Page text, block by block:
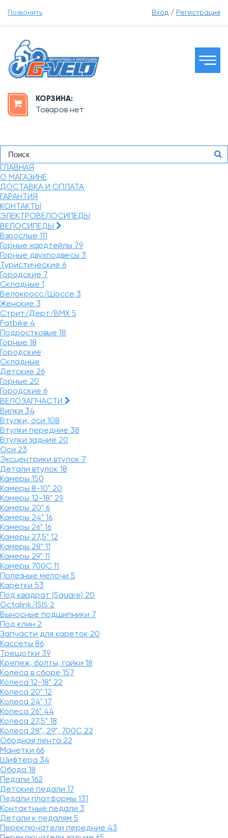
Позвонить Вход / Регистрация
КОРЗИНА:
Товаров нет
ГЛАВНАЯ
О МАГАЗИНЕ
ДОСТАВКА И ОПЛАТА
ГАРАНТИЯ
КОНТАКТЫ
ЭЛЕКТРОВЕЛОСИПЕДЫ
ВЕЛОСИПЕДЫ
Взрослые 111
Горные хардтейлы 79
Горные двухподвесы 3
Туристические 6
Городские 7
Складные 1
Велокросс/Шоссе 3
Женские 3
Стрит/Дерт/BMX 5
Fatbike 4
Подростковые 18
Горные 18
Городские
Складные
Детские 26
Горные 20
Городские 6
ВЕЛОЗАПЧАСТИ
Вилки 34
Втулки, оси 108
Втулки передние 38
Втулки задние 20
Оси 23
Эксцентрики втулок 7
Детали втулок 18
Камеры 150
Камеры 8-10" 20
Камеры 12-18" 29
Камеры 20" 6
Камеры 24" 16
Камеры 26" 16
Камеры 27,5" 12
Камеры 28" 11
Камеры 29" 11
Камеры 700C 11
Полезные мелочи 5
Каретки 53
Под квадрат (Square) 20
Octalink/ISIS 2
Выносные подшипники 7
Под клин 2
Запчасти для кареток 20
Кассеты 86
Трещотки 39
Крепеж, болты, гайки 18
Колеса в сборе 157
Колеса 12-18" 22
Колеса 20" 12
Колеса 24" 17
Колеса 26" 44
Колеса 27,5" 18
Колеса 28", 29", 700С 22
Ободная лента 22
Манетки 66
Шифтера 34
Обода 18
Педали 162
Детские педали 17
Педали платформы 131
Контактные педали 3
Детали к педалям 5
Переключатели передние 43